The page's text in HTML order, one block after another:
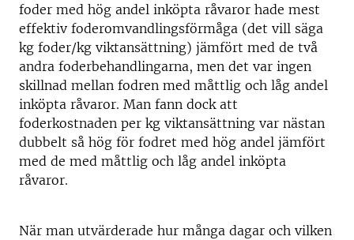
foder med hög andel inköpta råvaror hade mest
effektiv foderomvandlingsförmåga (det vill säga
kg foder/kg viktansättning) jämfört med de två
andra foderbehandlingarna, men det var ingen
skillnad mellan fodren med måttlig och låg andel
inköpta råvaror. Man fann dock att
foderkostnaden per kg viktansättning var nästan
dubbelt så hög för fodret med hög andel jämfört
med de med måttlig och låg andel inköpta
råvaror.
När man utvärderade hur många dagar och vilken